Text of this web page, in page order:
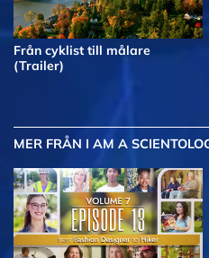
Från cyklist till målare
(Trailer)
MER FRÅN I AM A